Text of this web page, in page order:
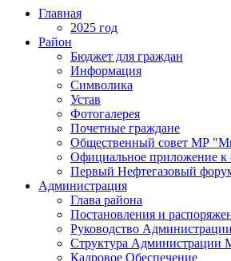
Главная
2025 год
Район
Бюджет для граждан
Информация
Символика
Устав
Фотогалерея
Почетные граждане
Общественный совет МР
Официальное приложение к
Первый Нефтегазовый
Администрация
Глава района
Постановления и
Руководство Администрации
Структура Администрации
Кадровое Обеспечение